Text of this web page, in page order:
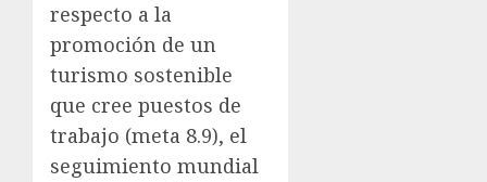
respecto a la
promoción de un
turismo sostenible
que cree puestos de
trabajo (meta 8.9), el
seguimiento mundial